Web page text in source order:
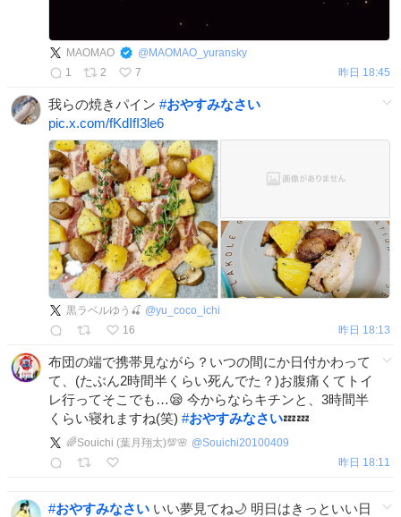
MAOMAO @ MAOMAO_yuransky
1
2 7 昨日 18:45
我らの焼きパイン #おやすみなさい
pic.x.com/fKdIfI3le6
黒ラベルゆう🍒 @yu_coco_ichi
16
昨日 18:13
布団の端で携帯見ながら？いつの間にか日付かわって
て、(たぶん2時間半くらい死んでた？)お腹痛くてトイ
レ行ってそこでも…😪 今からならキチンと、3時間半
くらい寝れますね(笑) #おやすみなさい💤💤
🌈Souichi (葉月翔太)💯🌸 @Souichi20100409
昨日 18:11
#おやすみなさい いい夢見てね🌙 明日はきっといい日